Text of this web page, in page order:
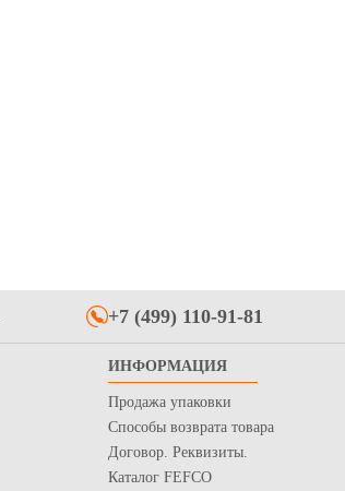
+7 (499) 110-91-81
ИНФОРМАЦИЯ
Продажа упаковки
Способы возврата товара
Договор. Реквизиты.
Каталог FEFCO